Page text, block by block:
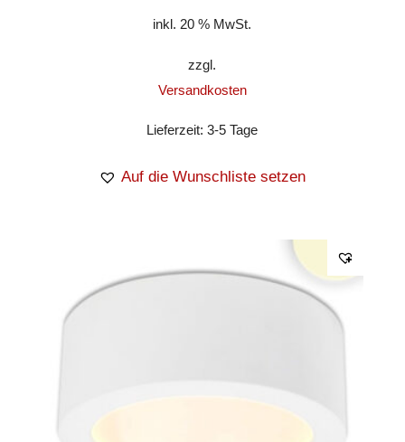
inkl. 20 % MwSt.
zzgl.
Versandkosten
Lieferzeit:3-5 Tage
Auf die Wunschliste setzen